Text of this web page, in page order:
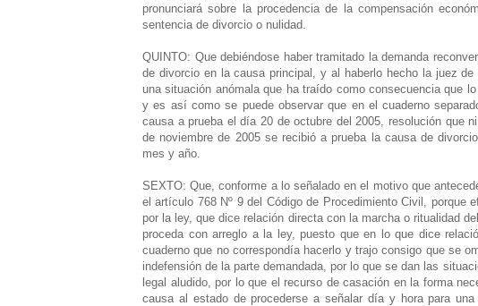
pronunciará sobre la procedencia de la compensación
sentencia de divorcio o nulidad.
QUINTO: Que debiéndose haber tramitado la demanda
de divorcio en la causa principal, y al haberlo hecho la juez
una situación anómala que ha traído como consecuencia que
y es así como se puede observar que en el cuaderno
causa a prueba el día 20 de octubre del 2005, resolución que
de noviembre de 2005 se recibió a prueba la causa de
mes y año.
SEXTO: Que, conforme a lo señalado en el motivo que
el artículo 768 Nº 9 del Código de Procedimiento Civil, porque
por la ley, que dice relación directa con la marcha o ritualidad
proceda con arreglo a la ley, puesto que en lo que dice
cuaderno que no correspondía hacerlo y trajo consigo que se
indefensión de la parte demandada, por lo que se dan las
legal aludido, por lo que el recurso de casación en la forma
causa al estado de procederse a señalar día y hora para